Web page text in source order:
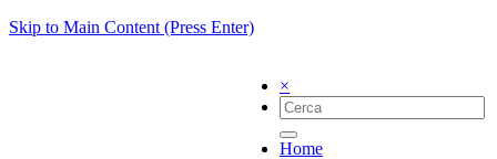
Skip to Main Content (Press Enter)
×
Home